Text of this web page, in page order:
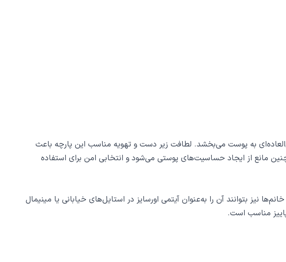
به پوست می‌بخشد. لطافت زیر دست و تهویه مناسب این پارچه باعث
مانع از ایجاد حساسیت‌های پوستی می‌شود و انتخابی امن برای استفاده
بتوانند آن را به‌عنوان آیتمی اورسایز در استایل‌های خیابانی یا مینیمال
مناسب است.